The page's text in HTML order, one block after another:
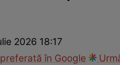
2026 18:17
în Google